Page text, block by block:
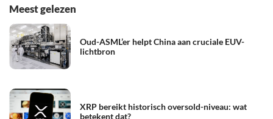
Meest gelezen
Oud-ASML’er helpt China aan cruciale EUV-
lichtbron
XRP bereikt historisch oversold-niveau: wat
betekent dat?